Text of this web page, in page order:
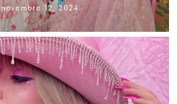
novembre 12, 2024